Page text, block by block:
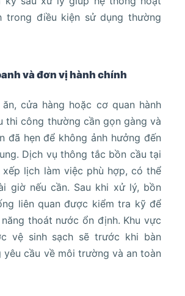
trong điều kiện sử dụng thường
và đơn vị hành chính
cửa hàng hoặc cơ quan hành
thi công thường cần gọn gàng và
đã hẹn để không ảnh hưởng đến
Dịch vụ thông tắc bồn cầu tại
xếp lịch làm việc phù hợp, có thể
giờ nếu cần. Sau khi xử lý, bồn
liên quan được kiểm tra kỹ để
thoát nước ổn định. Khu vực
vệ sinh sạch sẽ trước khi bàn
yêu cầu về môi trường và an toàn